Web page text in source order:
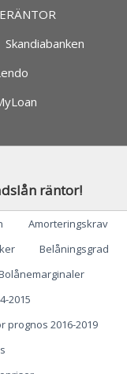
Skandiabanken
räntor!
Amorteringskrav
Belåningsgrad
2015
prognos 2016-2019